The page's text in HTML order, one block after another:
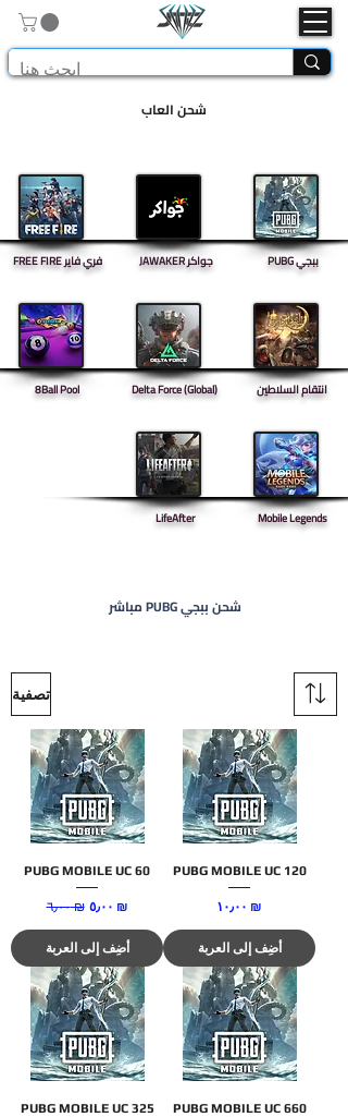
شحن العاب
PUBG ببجي
انتقام السلاطين
Mobile Legends
JAWAKER جواكر
Delta Force (Global)
LifeAfter
FREE FIRE فري فاير
8Ball Pool
شحن ببجي PUBG مباشر
تصفية
PUBG MOBILE UC 60
سعر عادي
‏٦٫٠٠ ₪ سعر البيع
‏٥٫٠٠ ₪
أضِف إلى العربة
PUBG MOBILE UC 120
السعر ‏١٠٫٠٠ ₪
أضِف إلى العربة
PUBG MOBILE UC 325 PUBG MOBILE UC 660